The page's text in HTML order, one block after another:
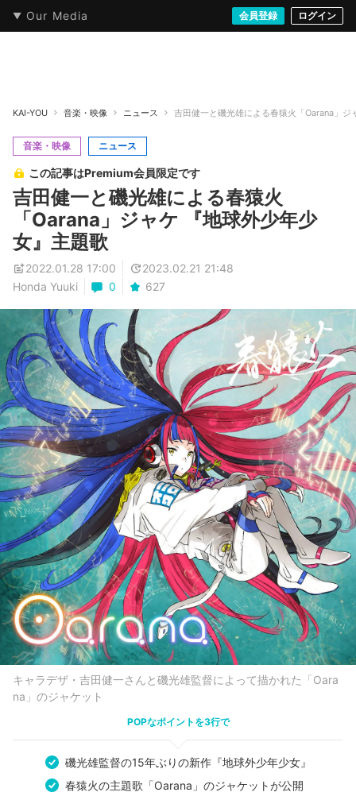
Our Media 会員登録 ログイン
本・文芸 情報化社会 音楽・映像 ゲームストリート
KAI-YOU 音楽・映像 ニュース 吉田健一と磯光雄による春猿火「Oarana」ジ
音楽・映像 ニュース
この記事はPremium会員限定です
吉田健一と磯光雄による春猿火
「Oarana」ジャケ 『地球外少年少
女』主題歌
2022.01.28 17:00
2023.02.21 21:48
Honda Yuuki
0 627
キャラデザ・吉田健一さんと磯光雄監督によって描かれた「Oara
na」のジャケット
POPなポイントを3行で
磯光雄監督の15年ぶりの新作『地球外少年少女』
春猿火の主題歌「Oarana」のジャケットが公開